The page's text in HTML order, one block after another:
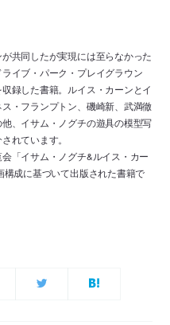
共同したが実現には至らなかった
イブ・パーク・プレイグラウン
録した書籍。ルイス・カーンとイ
・フランプトン、磯崎新、武満徹
、イサム・ノグチの遊具の模型写
れています。
「イサム・ノグチ&ルイス・カー
成に基づいて出版された書籍で